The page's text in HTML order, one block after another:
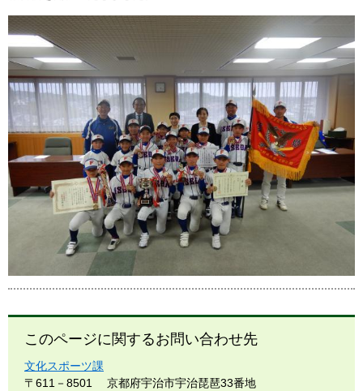
このページに関するお問い合わせ先
文化スポーツ課
〒611－8501
京都府宇治市宇治琵琶33番地